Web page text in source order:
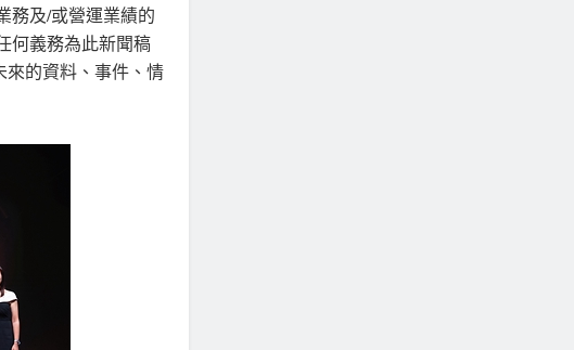
務及/或營運業績的
何義務為此新聞稿
來的資料、事件、情